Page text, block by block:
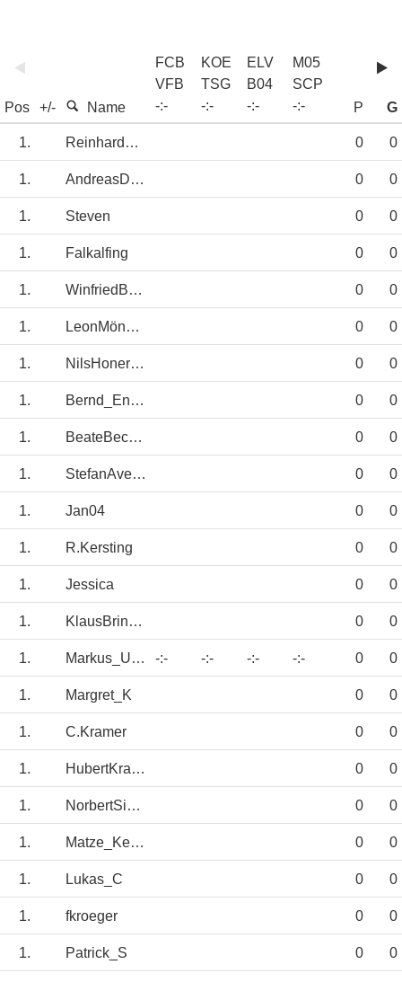
Pos +/- Name
FCB
VFB
-:-
KOE
TSG
-:-
ELV
B04
-:-
M05
SCP
-:- P G
1. Reinhard_Müller 0 0
1. AndreasDegle 0 0
1. Steven 0 0
1. Falkalfing 0 0
1. WinfriedBenning 0 0
1. LeonMönsters 0 0
1. NilsHonermann 0 0
1. Bernd_Enseling 0 0
1. BeateBecker 0 0
1. StefanAverkamp 0 0
1. Jan04 0 0
1. R.Kersting 0 0
1. Jessica 0 0
1. KlausBrinkgerd 0 0
1. Markus_Uischner -:- -:- -:- -:- 0 0
1. Margret_K 0 0
1. C.Kramer 0 0
1. HubertKramer 0 0
1. NorbertSicking 0 0
1. Matze_Kersting 0 0
1. Lukas_C 0 0
1. fkroeger 0 0
1. Patrick_S 0 0